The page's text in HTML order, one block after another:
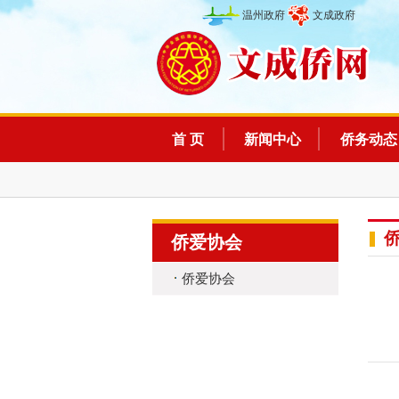
温州政府 文成政府
首 页 新闻中心 侨务动态
侨爱协会
侨爱协会